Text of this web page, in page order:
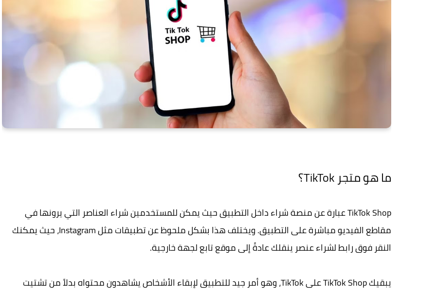
ما هو متجر TikTok؟
TikTok Shop عبارة عن منصة شراء داخل التطبيق حيث يمكن للمستخدمين شراء العناصر التي يرونها في
مقاطع الفيديو مباشرة على التطبيق. ويختلف هذا بشكل ملحوظ عن تطبيقات مثل Instagram، حيث يمكنك
النقر فوق رابط لشراء عنصر ينقلك عادةً إلى موقع تابع لجهة خارجية.
يبقيك TikTok Shop على TikTok، وهو أمر جيد للتطبيق لإبقاء الأشخاص يشاهدون محتواه بدلاً من تشتيت